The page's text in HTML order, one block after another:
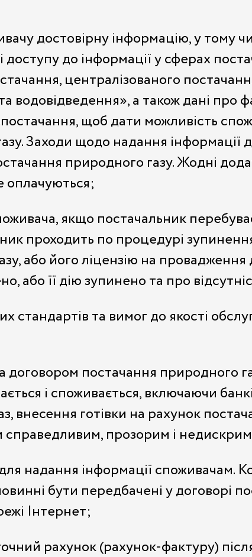
достовірну інформацію, у тому
до інформації у сферах
централізованого
водовідведення», а також дані про
щоб дати можливість
Заходи щодо надання інформації
природного газу. Жодні
оплачуються;
якщо постачальник
проходить по процедурі
або його ліцензію на провадження
або її дію зупинено та про
стандартів та вимог до якості
постачання природного
і споживається, включаючи
внесення готівки на рахунок
справедливим, прозорим і
надання інформації споживачам.
бути передбачені у договорі
Інтернет;
рахунок (рахунок-фактуру)